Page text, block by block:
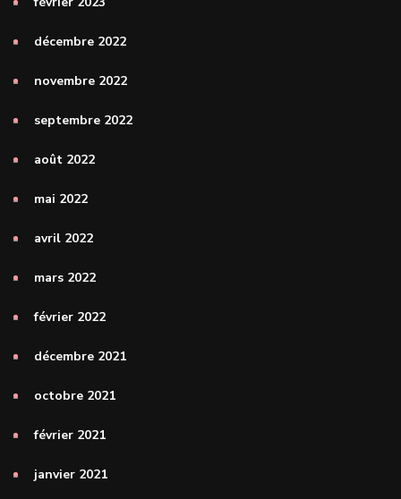
décembre 2022
novembre 2022
septembre 2022
août 2022
mai 2022
avril 2022
mars 2022
février 2022
décembre 2021
octobre 2021
février 2021
janvier 2021